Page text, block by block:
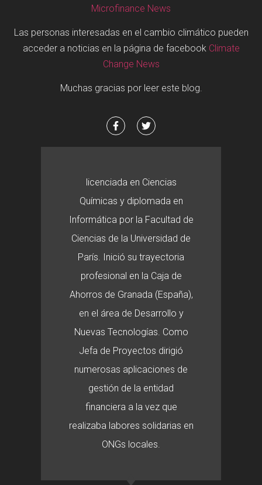
Microfinance News
Las personas interesadas en el cambio climático pueden
acceder a noticias en la página de facebook Climate
Change News
Muchas gracias por leer este blog.
licenciada en Ciencias
Químicas y diplomada en
Informática por la Facultad de
Ciencias de la Universidad de
París. Inició su trayectoria
profesional en la Caja de
Ahorros de Granada (España),
en el área de Desarrollo y
Nuevas Tecnologías. Como
Jefa de Proyectos dirigió
numerosas aplicaciones de
gestión de la entidad
financiera a la vez que
realizaba labores solidarias en
ONGs locales.